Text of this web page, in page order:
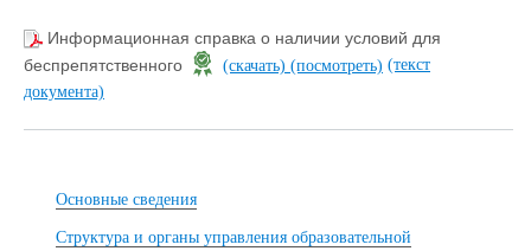
Информационная справка о наличии условий для
беспрепятственного
(скачать) (посмотреть) (текст
документа)
Основные сведения
Структура и органы управления образовательной